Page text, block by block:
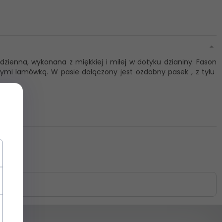
wykonana z miękkiej i miłej w dotyku dzianiny. Fason
lamówką. W pasie dołączony jest ozdobny pasek , z tyłu